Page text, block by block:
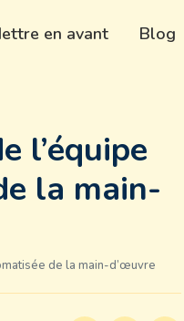
en avant Blog
l’équipe
la main-
de la main-d’œuvre